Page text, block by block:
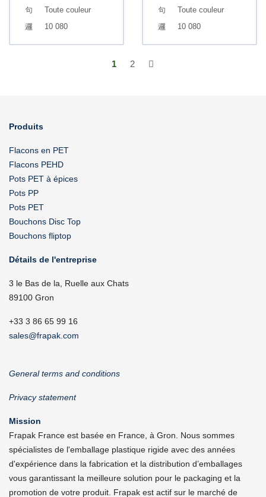
Toute couleur
10 080
Toute couleur
10 080
1 2
Produits
Flacons en PET
Flacons PEHD
Pots PET à épices
Pots PP
Pots PET
Bouchons Disc Top
Bouchons fliptop
Détails de l'entreprise
3 le Bas de la, Ruelle aux Chats
89100 Gron
+33 3 86 65 99 16
sales@frapak.com
General terms and conditions
Privacy statement
Mission
Frapak France est basée en France, à Gron. Nous sommes
spécialistes de l'emballage plastique rigide avec des années
d'expérience dans la fabrication et la distribution d’emballages
vous garantissant la meilleure solution pour le packaging et la
promotion de votre produit. Frapak est actif sur le marché de